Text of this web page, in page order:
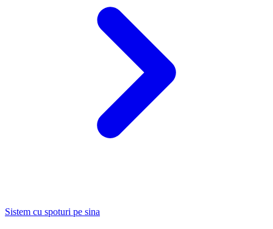
Sistem cu spoturi pe sina